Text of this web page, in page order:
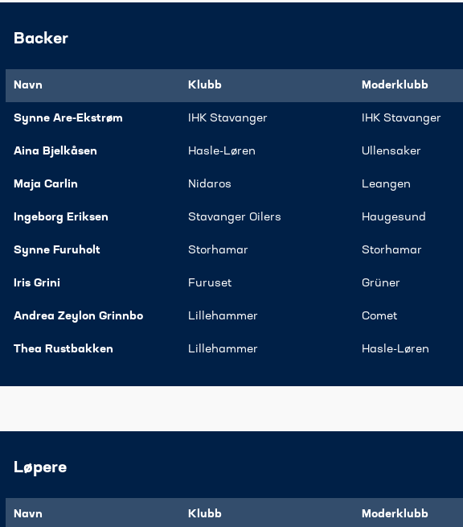
Backer
Navn Klubb Moderklubb
Synne Are-Ekstrøm ​IHK Stavanger ​IHK Stavanger
Aina Bjelkåsen ​Hasle-Løren ​Ullensaker
Maja Carlin​ ​Nidaros Leangen
Ingeborg Eriksen Stavanger Oilers ​Haugesund
Synne Furuholt ​Storhamar ​Storhamar
Iris Grini ​Furuset​ ​Grüner
Andrea Zeylon Grinnbo ​Lillehammer ​Comet
Thea Rustbakken Lillehammer ​Hasle-Løren
Løpere
Navn Klubb Moderklubb